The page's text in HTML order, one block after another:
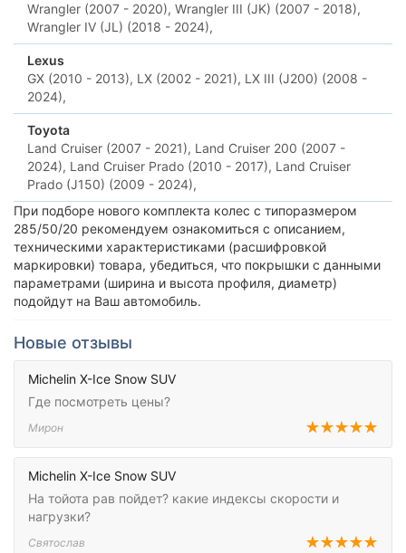
Wrangler (2007 - 2020), Wrangler III (JK) (2007 - 2018),
Wrangler IV (JL) (2018 - 2024),
Lexus
GX (2010 - 2013), LX (2002 - 2021), LX III (J200) (2008 -
2024),
Toyota
Land Cruiser (2007 - 2021), Land Cruiser 200 (2007 -
2024), Land Cruiser Prado (2010 - 2017), Land Cruiser
Prado (J150) (2009 - 2024),
При подборе нового комплекта колес с типоразмером
285/50/20 рекомендуем ознакомиться с описанием,
техническими характеристиками (расшифровкой
маркировки) товара, убедиться, что покрышки с данными
параметрами (ширина и высота профиля, диаметр)
подойдут на Ваш автомобиль.
Новые отзывы
Michelin X-Ice Snow SUV
Где посмотреть цены?
Мирон
Michelin X-Ice Snow SUV
На тойота рав пойдет? какие индексы скорости и
нагрузки?
Святослав